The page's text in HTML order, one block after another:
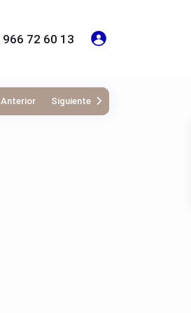
966 72 60 13
Anterior Siguiente